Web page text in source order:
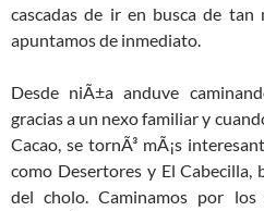
cascadas de ir en busca de tan
apuntamos de inmediato.
Desde niÃ±a anduve
gracias a un nexo familiar y
Cacao, se tornÃ³ mÃ¡s
como Desertores y El Cabecilla,
del cholo. Caminamos por